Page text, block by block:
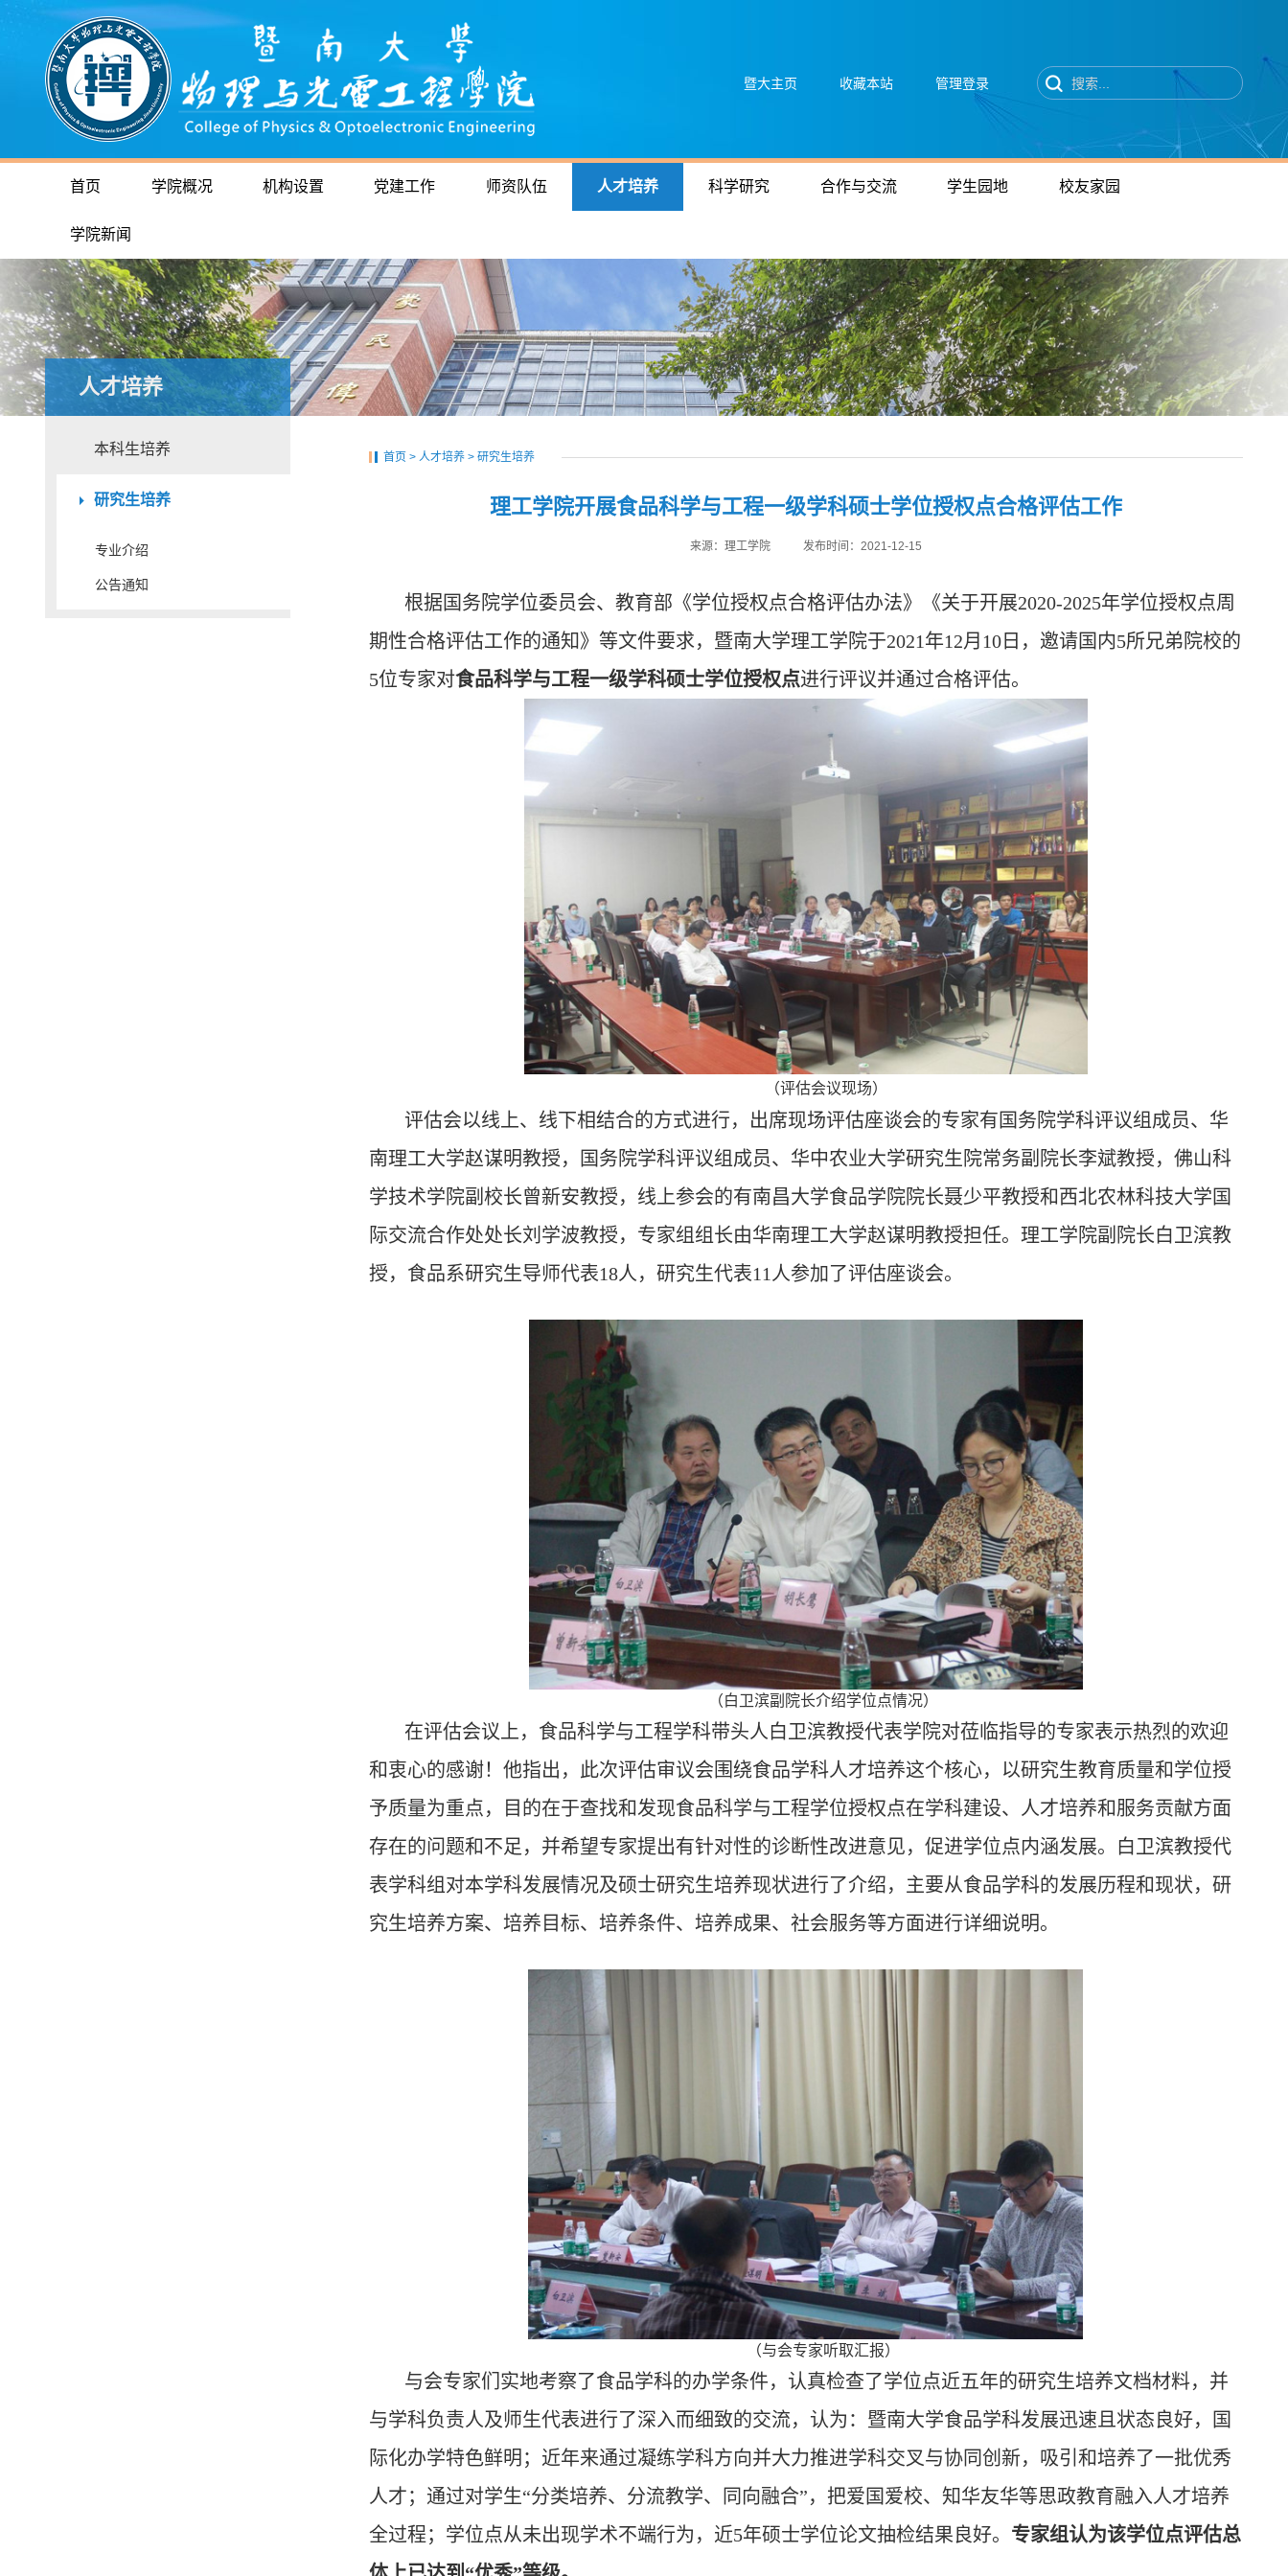
暨大主页 收藏本站 管理登录
首页 学院概况 机构设置 党建工作 师资队伍 人才培养 科学研究 合作与交流 学生园地 校友家园
学院新闻
人才培养
本科生培养
研究生培养
专业介绍
公告通知
首页 > 人才培养> 研究生培养
理工学院开展食品科学与工程一级学科硕士学位授权点合格评估工作
来源：理工学院 发布时间：2021-12-15
根据国务院学位委员会、教育部《学位授权点合格评估办法》《关于开展2020-2025年学位授权点周
期性合格评估工作的通知》等文件要求，暨南大学理工学院于2021年12月10日， 邀请国内5所兄弟院校的
5位专家对食品科学与工程一级学科硕士学位授权点进行评议并通过合格评估。
（评估会议现场）
评估会以线上、线下相结合的方式进行， 出席现场评估座谈会的专家有 国务院学科评议组成员、 华
南理工大学赵谋明教授，国务院学科评议组成员、 华中农业大学研究生院常务副院长李斌教授， 佛山科
学技术学院副校长曾新安教授， 线上参会的有南昌大学食品学院院长聂少平教授和西北农林科技大学 国
际交流合作处处长刘学波教授， 专家组组长由华南理工大学赵谋明教授担任。理工学院副院长白卫滨教
授，食品系研究生导师代表18人，研究生代表11 人参加了评估座谈会。
（白卫滨副院长介绍学位点情况）
在评估会议上，食品科学与工程学科带头人白卫滨教授代表学院对莅临指导的专家表示热烈的欢迎
和衷心的感谢！他指出，此次评估审议会围绕食品学科人才培养这个核心，以研究生教育质量和学位授
予质量为重点，目的在于查找和发现食品科学与工程学位授权点在学科建设、人才培养和服务贡献方面
存在的问题和不足，并希望专家提出有针对性的诊断性改进意见，促进学位点内涵发展。白卫滨教授代
表学科组对本学科发展情况及硕士研究生培养现状进行了介绍，主要从食品学科的发展历程和现状，研
究生培养方案、培养目标、培养条件、培养成果、社会服务等方面进行详细说明。
（与会专家听取汇报）
与会专家们 实地考察了食品学科的办学条件，认真检查了学位点近五年的研究生培养文档材料，并
与学科负责人及师生代表进行了深入而细致的交流，认为：暨南大学食品学科发展迅速且状态良好，国
际化办学特色鲜明；近年来通过凝练学科方向并大力推进学科交叉与协同创新，吸引和培养了一批优秀
人才；通过对学生“分类培养、分流教学、同向融合”，把爱国爱校、知华友华等思政教育融入人才培养
全过程；学位点从未出现学术不端行为，近5年硕士学位论文抽检结果良好。 专家组认为该学位点评估总